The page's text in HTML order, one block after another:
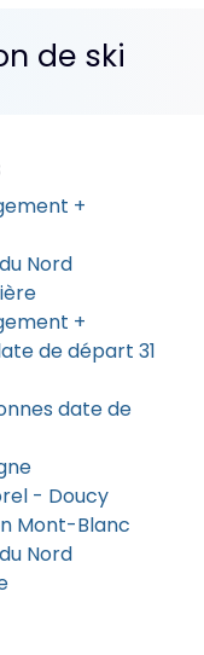
de ski
+
Nord
+
de départ 31
date de
- Doucy
Mont-Blanc
Nord